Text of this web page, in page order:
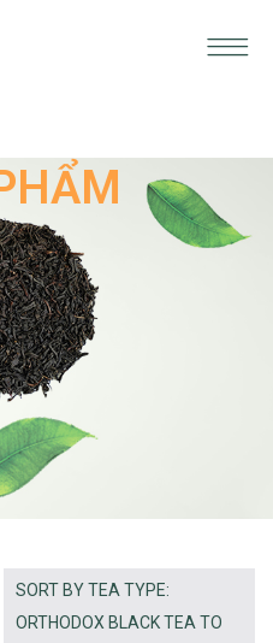
SORT BY TEA TYPE:
ORTHODOX BLACK TEA TO